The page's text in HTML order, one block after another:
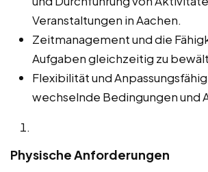
Veranstaltungen in Aachen.
Zeitmanagement und die
Aufgaben gleichzeitig zu
Flexibilität und
wechselnde Bedingungen und
Physische Anforderungen